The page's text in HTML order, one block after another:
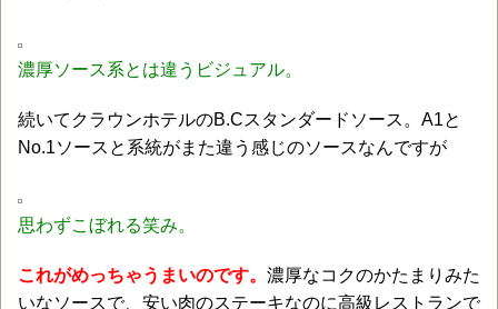
濃厚ソース系とは違うビジュアル。
続いてクラウンホテルのB.Cスタンダードソース。A1と
No.1ソースと系統がまた違う感じのソースなんですが
思わずこぼれる笑み。
これがめっちゃうまいのです。 濃厚なコクのかたまりみた
いなソースで、安い肉のステーキなのに高級レストランで